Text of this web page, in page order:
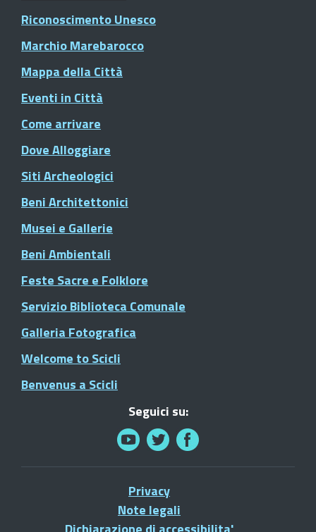
Riconoscimento Unesco
Marchio Marebarocco
Mappa della Città
Eventi in Città
Come arrivare
Dove Alloggiare
Siti Archeologici
Beni Architettonici
Musei e Gallerie
Beni Ambientali
Feste Sacre e Folklore
Servizio Biblioteca Comunale
Galleria Fotografica
Welcome to Scicli
Benvenus a Scicli
Seguici su:
Privacy
Note legali